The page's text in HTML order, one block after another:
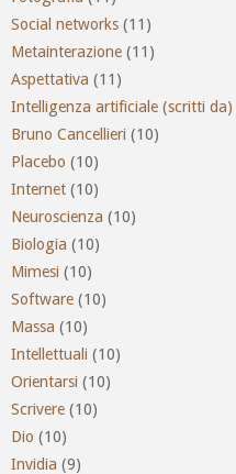
Social networks (11)
Metainterazione (11)
Aspettativa (11)
Intelligenza artificiale (scritti da)
Bruno Cancellieri (10)
Placebo (10)
Internet (10)
Neuroscienza (10)
Biologia (10)
Mimesi (10)
Software (10)
Massa (10)
Intellettuali (10)
Orientarsi (10)
Scrivere (10)
Dio (10)
Invidia (9)